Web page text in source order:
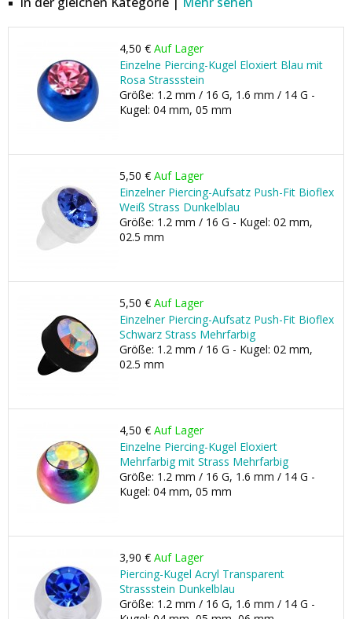
4,50 € Auf Lager
Einzelne Piercing-Kugel Eloxiert Blau mit
Rosa Strassstein
Größe: 1.2 mm / 16 G, 1.6 mm / 14 G -
Kugel: 04 mm, 05 mm
5,50 € Auf Lager
Einzelner Piercing-Aufsatz Push-Fit Bioflex
Weiß Strass Dunkelblau
Größe: 1.2 mm / 16 G - Kugel: 02 mm,
02.5 mm
5,50 € Auf Lager
Einzelner Piercing-Aufsatz Push-Fit Bioflex
Schwarz Strass Mehrfarbig
Größe: 1.2 mm / 16 G - Kugel: 02 mm,
02.5 mm
4,50 € Auf Lager
Einzelne Piercing-Kugel Eloxiert
Mehrfarbig mit Strass Mehrfarbig
Größe: 1.2 mm / 16 G, 1.6 mm / 14 G -
Kugel: 04 mm, 05 mm
3,90 € Auf Lager
Piercing-Kugel Acryl Transparent
Strassstein Dunkelblau
Größe: 1.2 mm / 16 G, 1.6 mm / 14 G -